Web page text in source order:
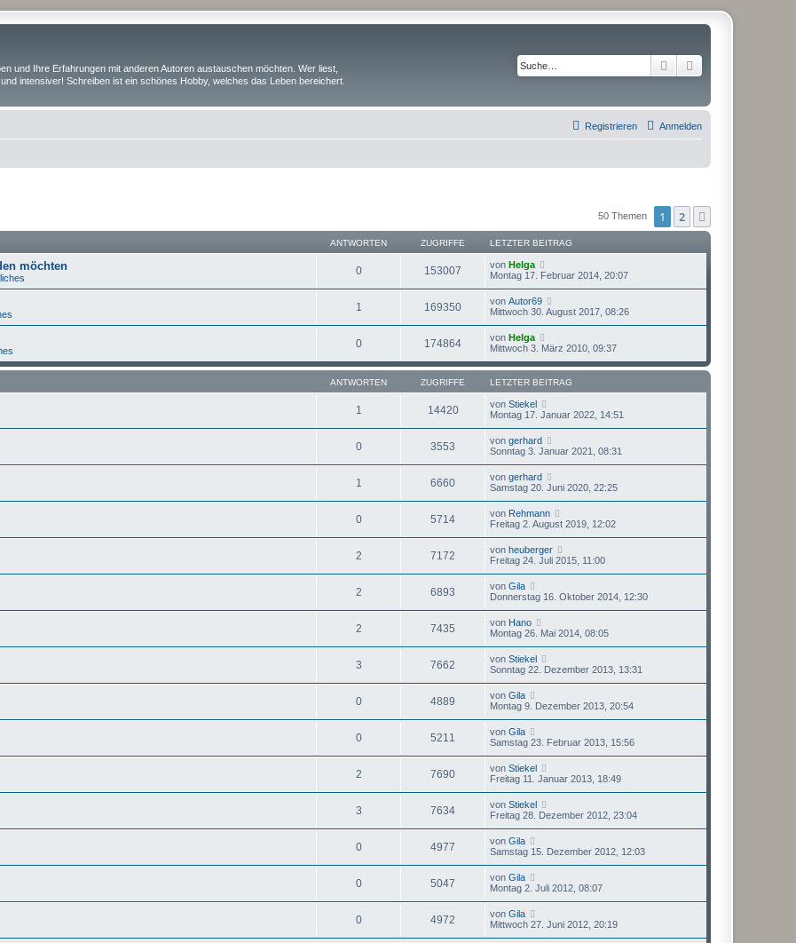
und Ihre Erfahrungen mit anderen Autoren austauschen möchten. Wer liest,
intensiver! Schreiben ist ein schönes Hobby, welches das Leben bereichert.
Suche
Anmelden
Registrieren
50 Themen 1 2
ANTWORTEN ZUGRIFFE LETZTER BEITRAG
möchten 0 153007 von Helga
Montag 17. Februar 2014, 20:07
1 169350 von Autor69
Mittwoch 30. August 2017, 08:26
0 174864 von Helga
Mittwoch 3. März 2010, 09:37
ANTWORTEN ZUGRIFFE LETZTER BEITRAG
1 14420 von Stiekel
Montag 17. Januar 2022, 14:51
0 3553 von gerhard
Sonntag 3. Januar 2021, 08:31
1 6660 von gerhard
Samstag 20. Juni 2020, 22:25
0 5714 von Rehmann
Freitag 2. August 2019, 12:02
2 7172 von heuberger
Freitag 24. Juli 2015, 11:00
2 6893 von Gila
Donnerstag 16. Oktober 2014, 12:30
2 7435 von Hano
Montag 26. Mai 2014, 08:05
3 7662 von Stiekel
Sonntag 22. Dezember 2013, 13:31
0 4889 von Gila
Montag 9. Dezember 2013, 20:54
0 5211 von Gila
Samstag 23. Februar 2013, 15:56
2 7690 von Stiekel
Freitag 11. Januar 2013, 18:49
3 7634 von Stiekel
Freitag 28. Dezember 2012, 23:04
0 4977 von Gila
Samstag 15. Dezember 2012, 12:03
0 5047 von Gila
Montag 2. Juli 2012, 08:07
0 4972 von Gila
Mittwoch 27. Juni 2012, 20:19